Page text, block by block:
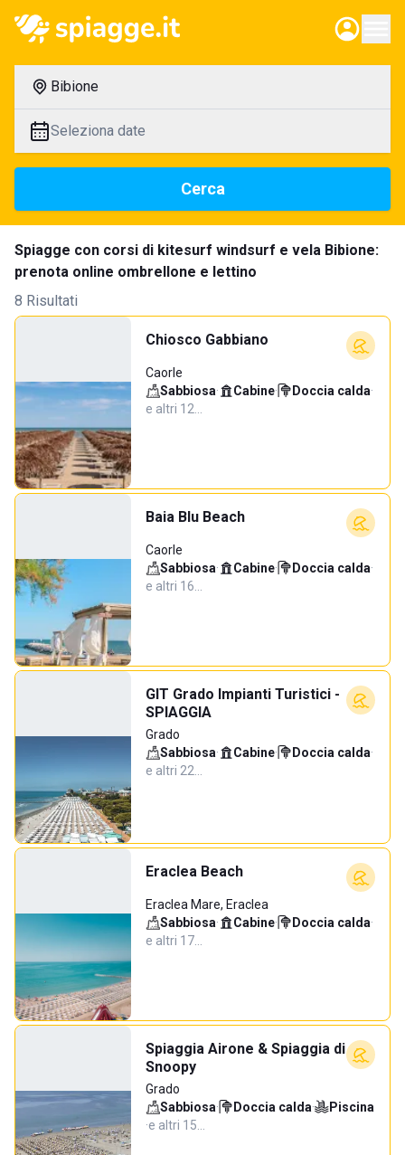
Bibione
Seleziona date
Cerca
Spiagge con corsi di kitesurf windsurf e vela Bibione:
prenota online ombrellone e lettino
8 Risultati
Chiosco Gabbiano
Caorle
Sabbiosa· Cabine· Doccia calda·
e altri 12…
Baia Blu Beach
Caorle
Sabbiosa· Cabine· Doccia calda·
e altri 16…
GIT Grado Impianti Turistici -
SPIAGGIA
Grado
Sabbiosa· Cabine· Doccia calda·
e altri 22…
Eraclea Beach
Eraclea Mare, Eraclea
Sabbiosa· Cabine· Doccia calda·
e altri 17…
Spiaggia Airone & Spiaggia di
Snoopy
Grado
Sabbiosa· Doccia calda·
Piscina
·e altri 15…